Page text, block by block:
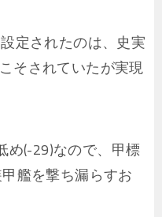
定されたのは、史実
そされていたが実現
め(-29)なので、甲標
艦を撃ち漏らすお